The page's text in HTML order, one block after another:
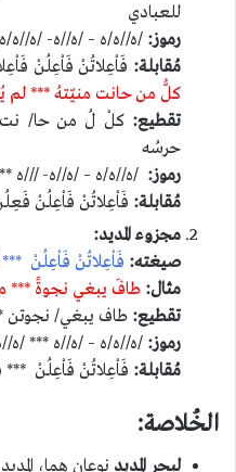
للعبادي
رموز: /ه//ه/ه – /ه//ه- /ه//ه/
مُقابلة: فَاْعِلاتُنْ فَاْعِلُنْ
كلُّ من حانت منيّتهُ *** لم
تقطيع: كلْ لُ من حا/ نت
حرسُه
رموز: /ه//ه/ه – /ه//ه- ///ه
مُقابلة: فَاْعِلاتُنْ فَاْعِلُنْ
مجزوء المديد:
صيغته: فَاْعِلاتُنْ فَاْعِلُنْ ***
مثال: طافَ يبغي نجوةً ***
تقطيع: طاف يبغي/ نجوتن
رموز: /ه//ه/ه – /ه//ه *** /ه//
مُقابلة: فَاْعِلاتُنْ فَاْعِلُنْ ***
الخُلاصة:
لبحر المديد نوعان هما،